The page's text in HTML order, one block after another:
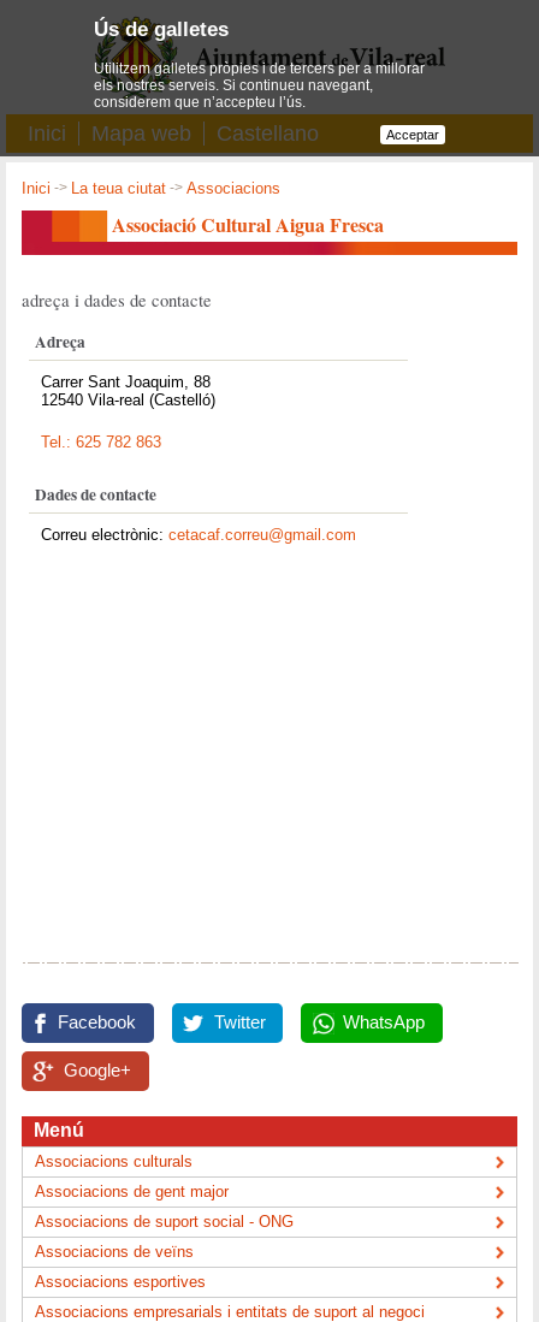
Inici Mapa web Castellano
Inici -> La teua ciutat ->Associacions
Associació Cultural Aigua Fresca
adreça i dades de contacte
Adreça
Carrer Sant Joaquim, 88
12540 Vila-real (Castelló)
Tel.: 625 782 863
Dades de contacte
Correu electrònic:cetacaf.correu@gmail.com
Facebook Twitter WhatsApp
Google+
Menú
Associacions culturals
Associacions de gent major
Associacions de suport social - ONG
Associacions de veïns
Associacions esportives
Associacions empresarials i entitats de suport al negoci
Ús de galletes
Utilitzem galletes pròpies i de tercers per a millorar
els nostres serveis. Si continueu navegant,
considerem que n’accepteu l’ús.
Acceptar